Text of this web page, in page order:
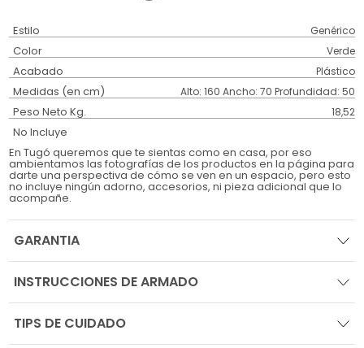
Estilo Genérico
Color Verde
Acabado Plástico
Medidas (en cm) Alto: 160 Ancho: 70 Profundidad: 50
Peso Neto Kg. 18,52
No Incluye
En Tugó queremos que te sientas como en casa, por eso
ambientamos las fotografías de los productos en la página para
darte una perspectiva de cómo se ven en un espacio, pero esto
no incluye ningún adorno, accesorios, ni pieza adicional que lo
acompañe.
GARANTIA
INSTRUCCIONES DE ARMADO
TIPS DE CUIDADO